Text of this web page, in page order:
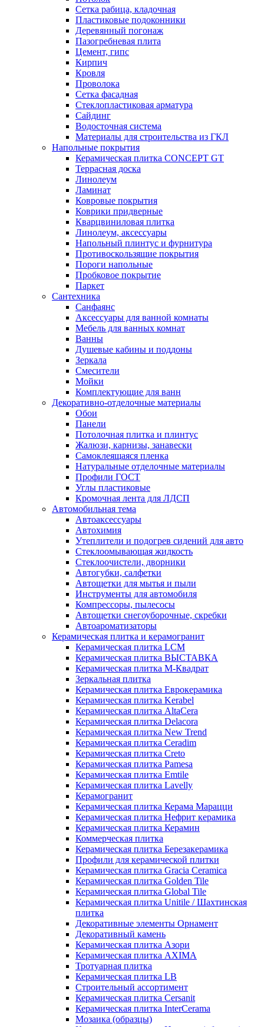
Сетка рабица, кладочная
Пластиковые подоконники
Деревянный погонаж
Пазогребневая плита
Цемент, гипс
Кирпич
Кровля
Проволока
Сетка фасадная
Стеклопластиковая арматура
Сайдинг
Водосточная система
Материалы для строительства из ГКЛ
Напольные покрытия
Керамическая плитка CONCEPT GT
Террасная доска
Линолеум
Ламинат
Ковровые покрытия
Коврики придверные
Кварцвиниловая плитка
Линолеум, аксессуары
Напольный плинтус и фурнитура
Противоскользящие покрытия
Пороги напольные
Пробковое покрытие
Паркет
Сантехника
Санфаянс
Аксессуары для ванной комнаты
Мебель для ванных комнат
Ванны
Душевые кабины и поддоны
Зеркала
Смесители
Мойки
Комплектующие для ванн
Декоративно-отделочные материалы
Обои
Панели
Потолочная плитка и плинтус
Жалюзи, карнизы, занавески
Самоклеящаяся пленка
Натуральные отделочные материалы
Профили ГОСТ
Углы пластиковые
Кромочная лента для ЛДСП
Автомобильная тема
Автоаксессуары
Автохимия
Утеплители и подогрев сидений для авто
Стеклоомывающая жидкость
Стеклоочистели, дворники
Автогубки, салфетки
Автощетки для мытья и пыли
Инструменты для автомобиля
Компрессоры, пылесосы
Автощетки снегоуборочные, скребки
Автоароматизаторы
Керамическая плитка и керамогранит
Керамическая плитка LCM
Керамическая плитка ВЫСТАВКА
Керамическая плитка М-Квадрат
Зеркальная плитка
Керамическая плитка Еврокерамика
Керамическая плитка Kerabel
Керамическая плитка AltaCera
Керамическая плитка Delacora
Керамическая плитка New Trend
Керамическая плитка Ceradim
Керамическая плитка Creto
Керамическая плитка Pamesa
Керамическая плитка Emtile
Керамическая плитка Lavelly
Керамогранит
Керамическая плитка Керама Марацци
Керамическая плитка Нефрит керамика
Керамическая плитка Керамин
Коммерческая плитка
Керамическая плитка Березакерамика
Профили для керамической плитки
Керамическая плитка Gracia Ceramica
Керамическая плитка Golden Tile
Керамическая плитка Global Tile
Керамическая плитка Unitile / Шахтинская
плитка
Декоративные элементы Орнамент
Декоративный камень
Керамическая плитка Азори
Керамическая плитка AXIMA
Тротуарная плитка
Керамическая плитка LB
Строительный ассортимент
Керамическая плитка Cersanit
Керамическая плитка InterCerama
Мозаика (образцы)